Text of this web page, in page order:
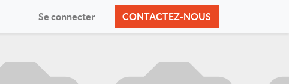
Se connecter CONTACTEZ-NOUS